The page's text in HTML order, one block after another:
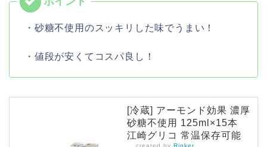
・砂糖不使用のスッキリした味でうまい！
・値段が安くてコスパ良し！
[冷蔵] アーモンド効果 濃厚
砂糖不使用 125ml×15本
江崎グリコ 常温保存可能
created by Rinker